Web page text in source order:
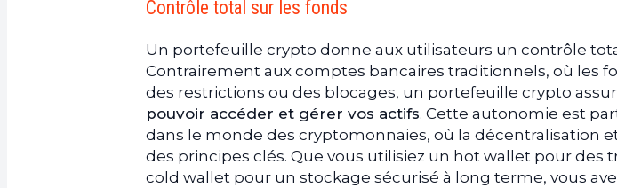
Contrôle total sur les fonds
Un portefeuille crypto donne aux utilisateurs un contrôle
Contrairement aux comptes bancaires traditionnels, où les
des restrictions ou des blocages, un portefeuille crypto
pouvoir accéder et gérer vos actifs. Cette autonomie est
dans le monde des cryptomonnaies, où la décentralisation
des principes clés. Que vous utilisiez un hot wallet pour des
cold wallet pour un stockage sécurisé à long terme, vous